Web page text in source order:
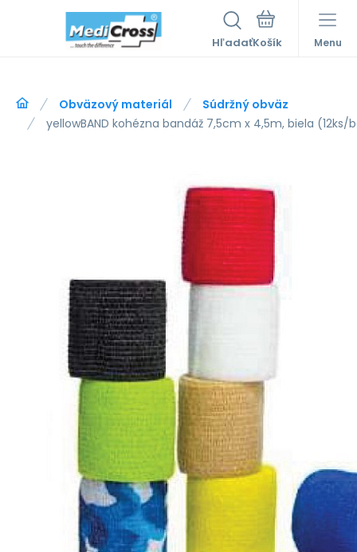
Hľadať Menu
Obväzový materiál
Súdržný obväz
yellowBAND kohézna bandáž 7,5cm x 4,5m, biela